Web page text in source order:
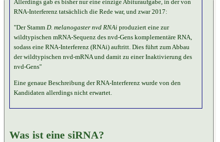
Allerdings gab es bisher nur eine einzige Abituraufgabe, in der von
RNA-Interferenz tatsächlich die Rede war, und zwar 2017:
"Der Stamm D. melanogaster nvd RNAiproduziert eine zur
wildtypischen mRNA-Sequenz des nvd-Gens komplementäre RNA,
sodass eine RNA-Interferenz (RNAi) auftritt. Dies führt zum Abbau
der wildtypischen nvd-mRNA und damit zu einer Inaktivierung des
nvd-Gens"
Eine genaue Beschreibung der RNA-Interferenz wurde von den
Kandidaten allerdings nicht erwartet.
Was ist eine siRNA?